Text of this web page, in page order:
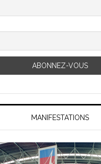
MANIFESTATIONS